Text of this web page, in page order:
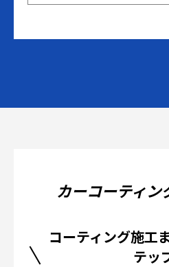
カーコーティン
コーティング施工
テッ